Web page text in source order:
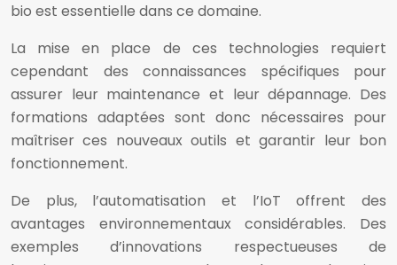
bio est essentielle dans ce domaine.
La mise en place de ces technologies requiert
cependant des connaissances spécifiques pour
assurer leur maintenance et leur dépannage. Des
formations adaptées sont donc nécessaires pour
maîtriser ces nouveaux outils et garantir leur bon
fonctionnement.
De plus, l’automatisation et l’IoT offrent des
avantages environnementaux considérables. Des
exemples d’innovations respectueuses de